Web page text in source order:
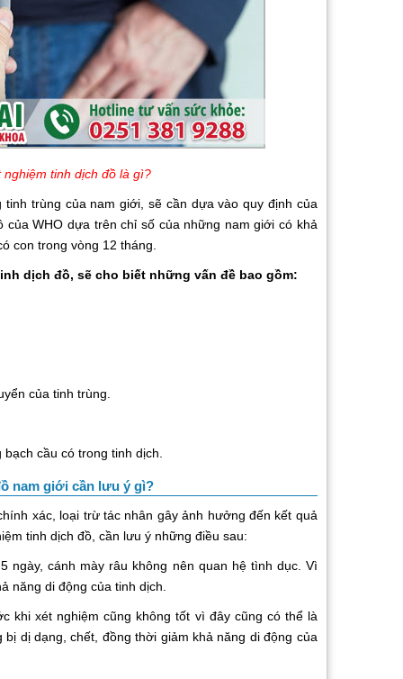
nghiệm tinh dịch đồ là gì?
trùng của nam giới, sẽ cần dựa vào quy định của
WHO dựa trên chỉ số của những nam giới có khả
con trong vòng 12 tháng.
dịch đồ, sẽ cho biết những vấn đề bao gồm:
của tinh trùng.
cầu có trong tinh dịch.
nam giới cần lưu ý gì?
xác, loại trừ tác nhân gây ảnh hưởng đến kết quả
tinh dịch đồ, cần lưu ý những điều sau:
cánh mày râu không nên quan hệ tình dục. Vì
năng di động của tinh dịch.
xét nghiệm cũng không tốt vì đây cũng có thể là
dị dạng, chết, đồng thời giảm khả năng di động của